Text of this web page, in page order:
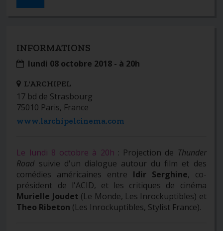
INFORMATIONS
lundi 08 octobre 2018 - à 20h
L'ARCHIPEL
17 bd de Strasbourg
75010 Paris, France
www.larchipelcinema.com
Le lundi 8 octobre à 20h : Projection de Thunder
Road suivie d'un dialogue autour du film et des
comédies américaines entre Idir Serghine, co-
président de l'ACID, et les critiques de cinéma
Murielle Joudet (Le Monde, Les Inrockuptibles) et
Theo Ribeton (Les Inrockuptibles, Stylist France).